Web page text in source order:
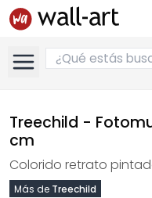
Treechild -
cm
Colorido retrato
Más de Treechild